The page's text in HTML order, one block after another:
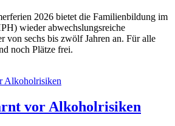
2026 bietet die Familienbildung im
wieder abwechslungsreiche
von sechs bis zwölf Jahren an. Für alle
noch Plätze frei.
vor Alkoholrisiken